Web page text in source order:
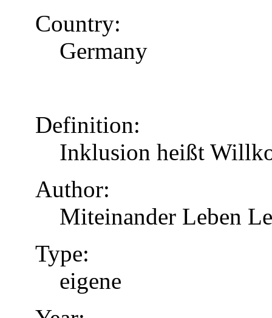
Country:
Germany
Definition:
Inklusion heißt
Author:
Miteinander Leben
Type:
eigene